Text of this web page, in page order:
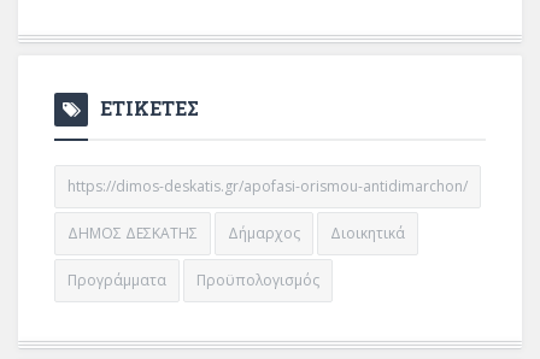
ΕΤΙΚΕΤΕΣ
https://dimos-deskatis.gr/apofasi-orismou-antidimarchon/
ΔΗΜΟΣ ΔΕΣΚΑΤΗΣ Δήμαρχος Διοικητικά
Προγράμματα Προϋπολογισμός